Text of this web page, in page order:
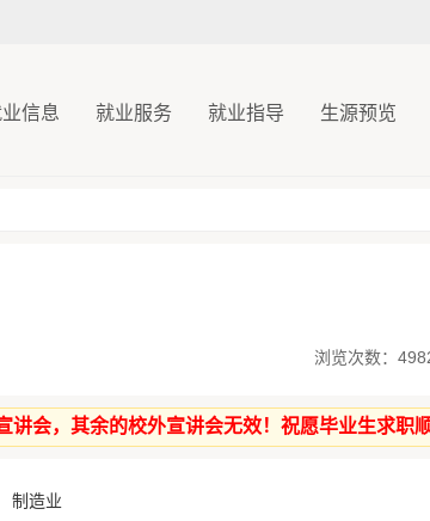
信息 就业服务 就业指导 生源预览
浏览次数：
会，其余的校外宣讲会无效！祝愿毕业生求职顺
制造业